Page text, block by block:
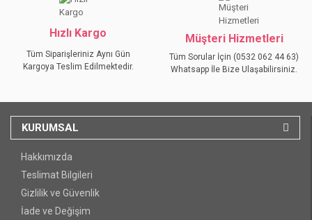
Hızlı Kargo
Tüm Siparişleriniz Aynı Gün
Kargoya Teslim Edilmektedir.
Müşteri Hizmetleri
Tüm Sorular İçin (0532 062 44 63)
Whatsapp İle Bize Ulaşabilirsiniz.
KURUMSAL
Hakkımızda
Teslimat Bilgileri
Gizlilik ve Güvenlik
İade ve Değişim